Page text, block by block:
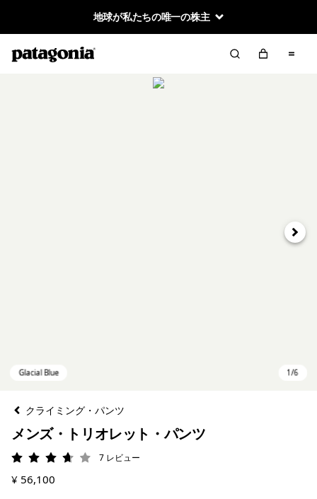
地球が私たちの唯一の株主
次へ
クライミング・パンツ
メンズ・トリオレット・パンツ
評価: 3.7 / 5
7 レビュー
¥ 56,100